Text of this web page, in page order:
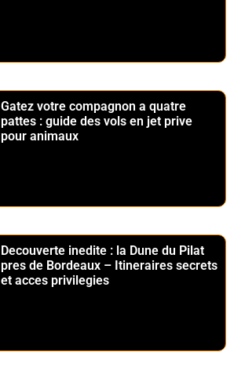
Gatez votre compagnon a quatre
pattes : guide des vols en jet prive
pour animaux
Decouverte inedite : la Dune du Pilat
pres de Bordeaux – Itineraires secrets
et acces privilegies